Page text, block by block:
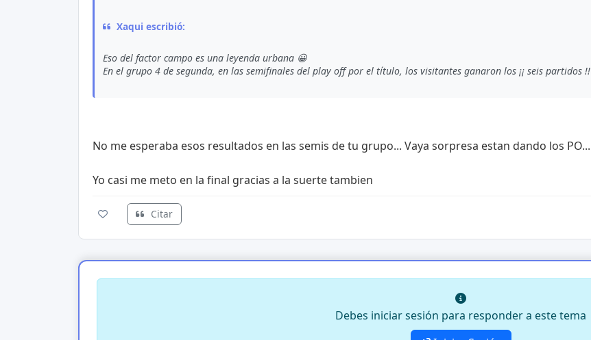
Xaqui escribió:
Eso del factor campo es una leyenda urbana 😀
En el grupo 4 de segunda, en las semifinales del play off por el título, los visitantes ganaron los ¡¡ seis partidos !!
No me esperaba esos resultados en las semis de tu grupo... Vaya sorpresa estan dando los PO...
Yo casi me meto en la final gracias a la suerte tambien
Citar
Debes iniciar sesión para responder a este tema